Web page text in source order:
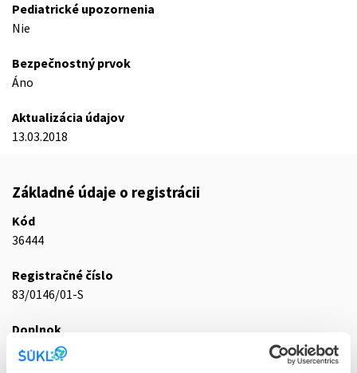
Pediatrické upozornenia
Nie
Bezpečnostný prvok
Áno
Aktualizácia údajov
13.03.2018
Základné údaje o registrácii
Kód
36444
Registračné číslo
83/0146/01-S
Doplnok
tbl 90x10 mg (blis. PVC/PVDC/Al)